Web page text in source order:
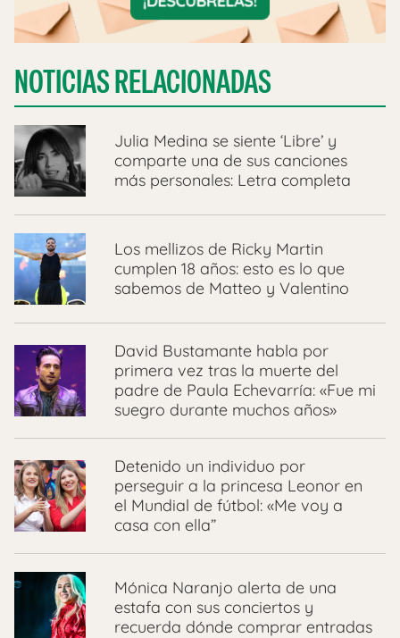
NOTICIAS RELACIONADAS
Julia Medina se siente ‘Libre’ y
comparte una de sus canciones
más personales: Letra completa
Los mellizos de Ricky Martin
cumplen 18 años: esto es lo que
sabemos de Matteo y Valentino
David Bustamante habla por
primera vez tras la muerte del
padre de Paula Echevarría: «Fue mi
suegro durante muchos años»
Detenido un individuo por
perseguir a la princesa Leonor en
el Mundial de fútbol: «Me voy a
casa con ella”
Mónica Naranjo alerta de una
estafa con sus conciertos y
recuerda dónde comprar entradas